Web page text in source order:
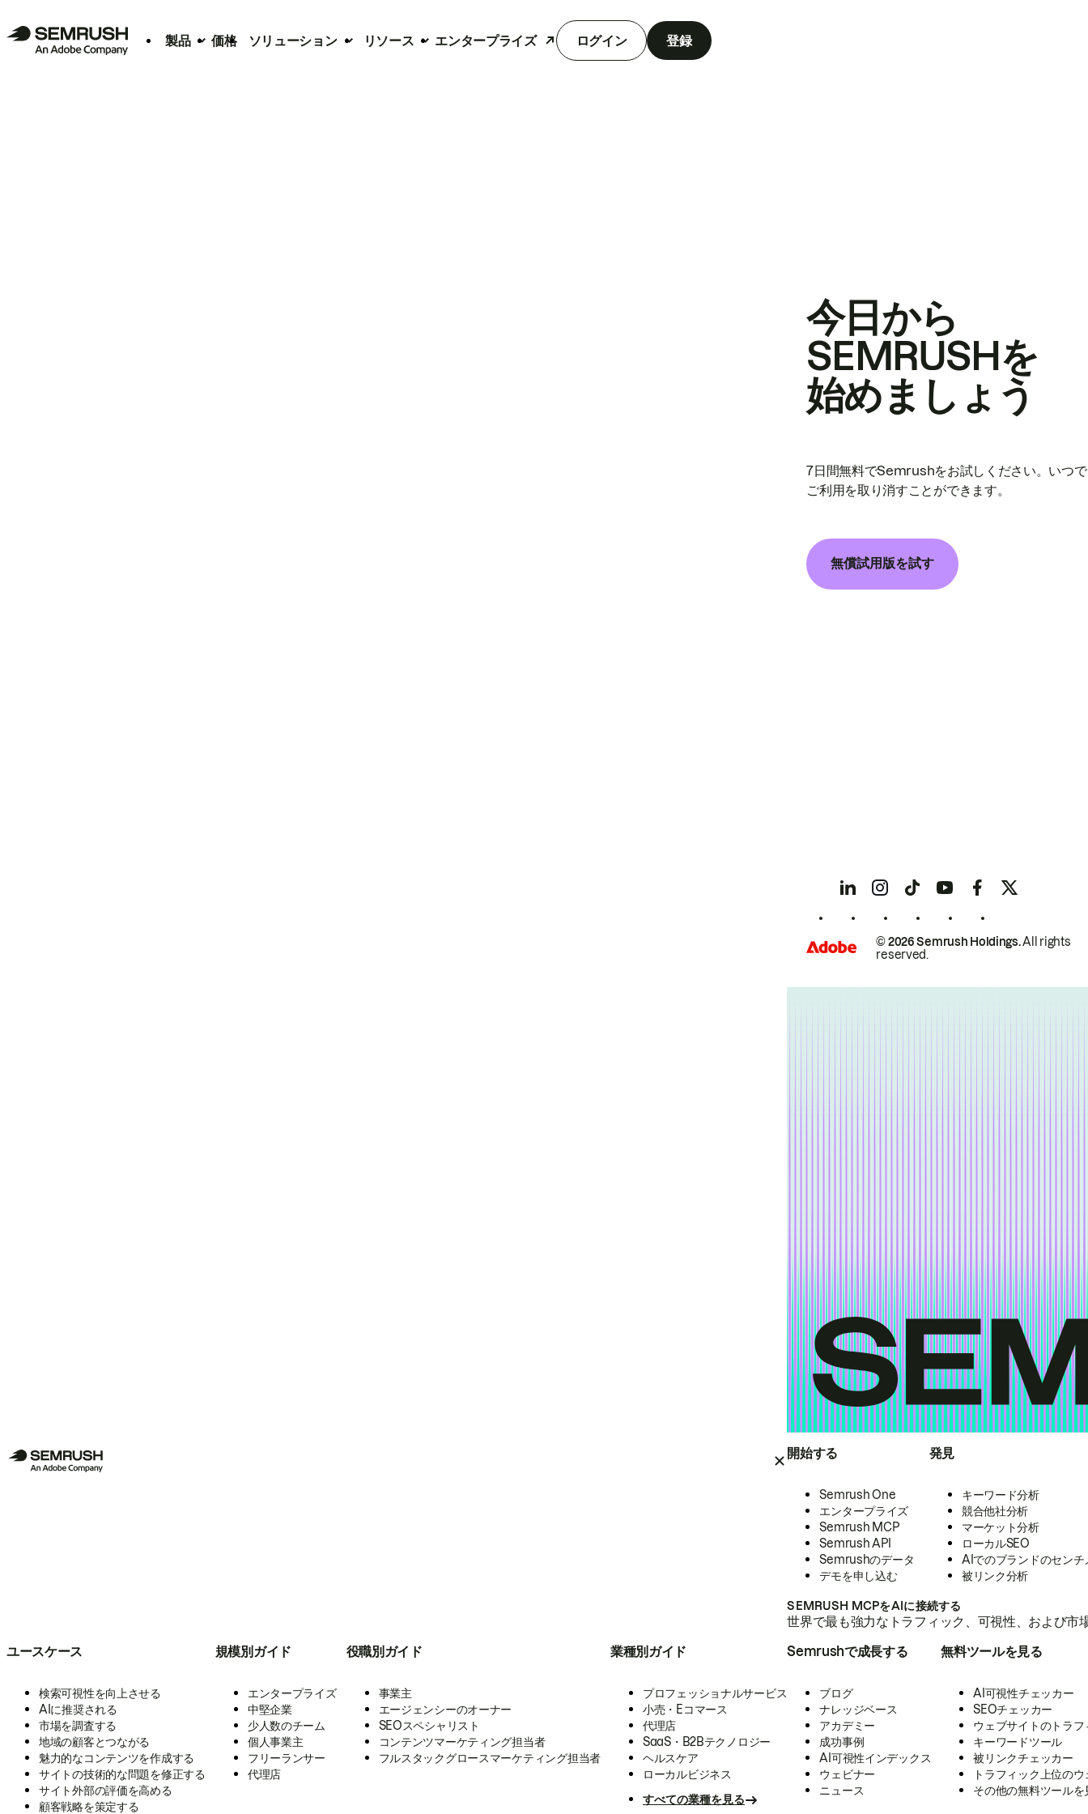
製品 価格 ソリューション リソース エンタープライズ ログイン 登録
開始する
Semrush One
エンタープライズ
Semrush MCP
Semrush API
Semrushのデータ
デモを申し込む
発見
キーワード分析
競合他社分析
マーケット分析
ローカルSEO
AIでのブランドのセンチ
被リンク分析
SEMRUSH MCPをAIに接続する
世界で最も強力なトラフィック、可視性、および
ユースケース
検索可視性を向上させる
AIに推奨される
市場を調査する
地域の顧客とつながる
魅力的なコンテンツを作成する
サイトの技術的な問題を修正する
サイト外部の評価を高める
顧客戦略を策定する
規模別ガイド
エンタープライズ
中堅企業
少人数のチーム
個人事業主
フリーランサー
代理店
役職別ガイド
事業主
エージェンシーのオーナー
SEOスペシャリスト
コンテンツマーケティング担当者
フルスタックグロースマーケティング担当者
業種別ガイド
プロフェッショナルサービス
小売・Eコマース
代理店
SaaS・B2Bテクノロジー
ヘルスケア
ローカルビジネス
すべての業種を見る
Semrushで成長する
ブログ
ナレッジベース
アカデミー
成功事例
AI可視性インデックス
ウェビナー
ニュース
無料ツールを見る
AI可視性チェッカー
SEOチェッカー
ウェブサイトのトラ
キーワードツール
被リンクチェッカー
トラフィック上位の
その他の無料ツールを
今日から
SEMRUSHを
始めましょう
7日間無料でSemrushをお試しください。いつ
ご利用を取り消すことができます。
無償試用版を試す
© 2026 Semrush Holdings.All rights
reserved.